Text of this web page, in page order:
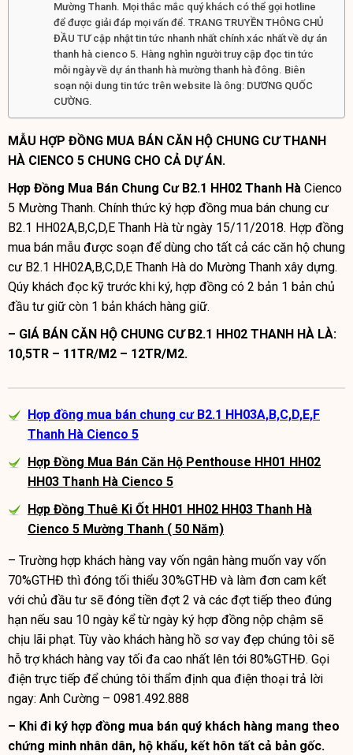
Mường Thanh. Mọi thắc mắc quý khách có thể gọi hotline
để được giải đáp mọi vấn để. TRANG TRUYỀN THÔNG CHỦ
ĐẦU TƯ cập nhật tin tức nhanh nhất chính xác nhất về dự án
thanh hà cienco 5. Hàng nghìn người truy cập đọc tin tức
mỗi ngày về dự án thanh hà mường thanh hà đông. Biên
soạn nội dung tin tức trên website là ông: DƯƠNG QUỐC
CƯỜNG.
MẪU HỢP ĐỒNG MUA BÁN CĂN HỘ CHUNG CƯ THANH
HÀ CIENCO 5 CHUNG CHO CẢ DỰ ÁN.
Hợp Đồng Mua Bán Chung Cư B2.1 HH02 Thanh Hà Cienco
5 Mường Thanh. Chính thức ký hợp đồng mua bán chung cư
B2.1 HH02A,B,C,D,E Thanh Hà từ ngày 15/11/2018. Hợp đồng
mua bán mẫu được soạn để dùng cho tất cả các căn hộ chung
cư B2.1 HH02A,B,C,D,E Thanh Hà do Mường Thanh xây dựng.
Qúy khách đọc kỹ trước khi ký, hợp đồng có 2 bản 1 bản chủ
đầu tư giữ còn 1 bản khách hàng giữ.
– GIÁ BÁN CĂN HỘ CHUNG CƯ B2.1 HH02 THANH HÀ LÀ:
10,5TR – 11TR/M2 – 12TR/M2.
Hợp đồng mua bán chung cư B2.1 HH03A,B,C,D,E,F
Thanh Hà Cienco 5
Hợp Đồng Mua Bán Căn Hộ Penthouse HH01 HH02
HH03 Thanh Hà Cienco 5
Hợp Đồng Thuê Ki Ốt HH01 HH02 HH03 Thanh Hà
Cienco 5 Mường Thanh ( 50 Năm)
– Trường hợp khách hàng vay vốn ngân hàng muốn vay vốn
70%GTHĐ thì đóng tối thiểu 30%GTHĐ và làm đơn cam kết
với chủ đầu tư sẽ đóng tiền đợt 2 và các đợt tiếp theo đúng
hạn nếu sau 10 ngày kể từ ngày ký hợp đồng nộp chậm sẽ
chịu lãi phạt. Tùy vào khách hàng hồ sơ vay đẹp chúng tôi sẽ
hỗ trợ khách hàng vay tối đa cao nhất lên tới 80%GTHĐ. Gọi
điện trực tiếp để chúng tôi thẩm định qua điện thoại trả lời
ngay: Anh Cường – 0981.492.888
– Khi đi ký hợp đồng mua bán quý khách hàng mang theo
chứng minh nhân dân, hộ khẩu, kết hôn tất cả bản gốc.